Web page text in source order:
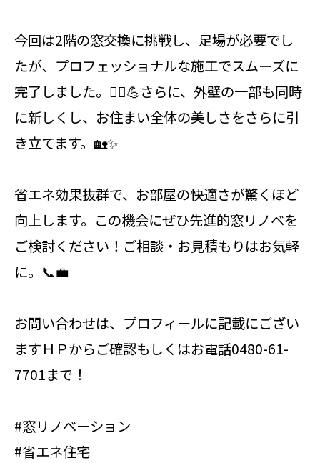
今回は2階の窓交換に挑戦し、足場が必要でし
たが、プロフェッショナルな施工でスムーズに
完了しました。👷‍♂️💪さらに、外壁の一部も同時
に新しくし、お住まい全体の美しさをさらに引
き立てます。🏡✨
省エネ効果抜群で、お部屋の快適さが驚くほど
向上します。この機会にぜひ先進的窓リノベを
ご検討ください！ご相談・お見積もりはお気軽
に。📞💼
お問い合わせは、プロフィールに記載にござい
ますＨＰからご確認もしくはお電話0480-61-
7701まで！
#窓リノベーション
#省エネ住宅